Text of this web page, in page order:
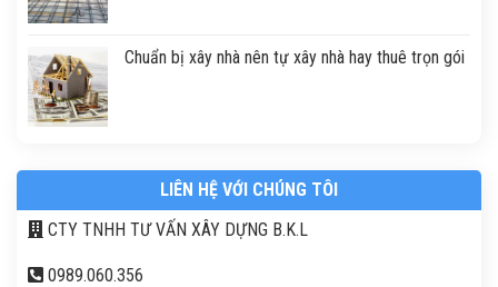
Chuẩn bị xây nhà nên tự xây nhà hay thuê trọn gói
LIÊN HỆ VỚI CHÚNG TÔI
CTY TNHH TƯ VẤN XÂY DỰNG B.K.L
0989.060.356